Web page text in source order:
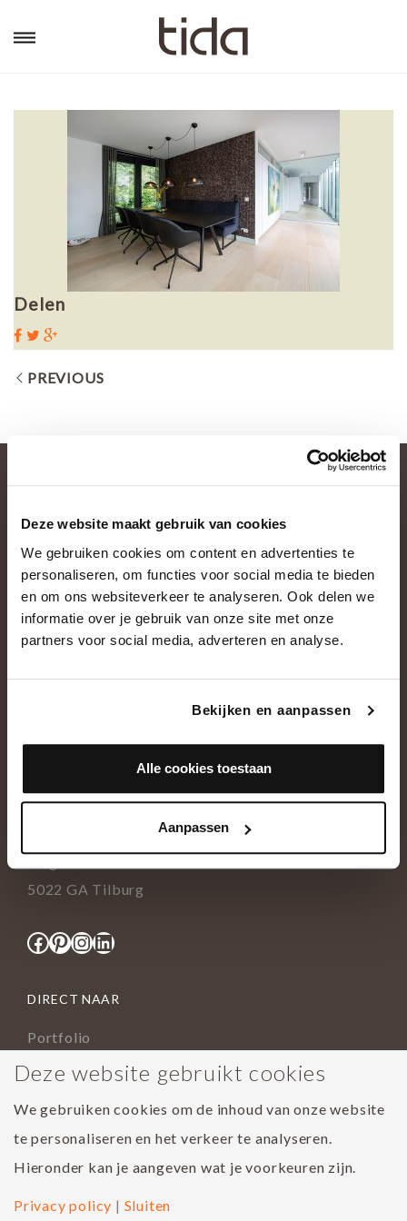
Deze website maakt gebruik van cookies
We gebruiken cookies om content en advertenties te
personaliseren, om functies voor social media te bieden
en om ons websiteverkeer te analyseren. Ook delen we
informatie over je gebruik van onze site met onze
partners voor social media, adverteren en analyse.
Bekijken en aanpassen
Alle cookies toestaan
Aanpassen
Delen
PREVIOUS
OVER ONS
NEEM CONTACT OP
+31(0)13 5362828
5022 GA Tilburg
Facebook
Pinterest
Instagram
LinkedIn
DIRECT NAAR
Portfolio
Assortiment
Houtsoorten
Populairste project 2023
Deze website gebruikt cookies
We gebruiken cookies om de inhoud van onze website
te personaliseren en het verkeer te analyseren.
Hieronder kan je aangeven wat je voorkeuren zijn.
Privacy policy | Sluiten